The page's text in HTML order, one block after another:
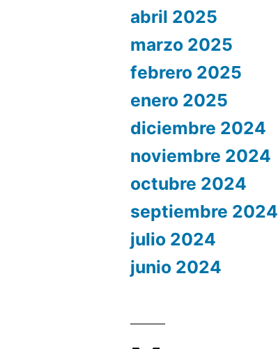
abril 2025
marzo 2025
febrero 2025
enero 2025
diciembre 2024
noviembre 2024
octubre 2024
septiembre 2024
julio 2024
junio 2024